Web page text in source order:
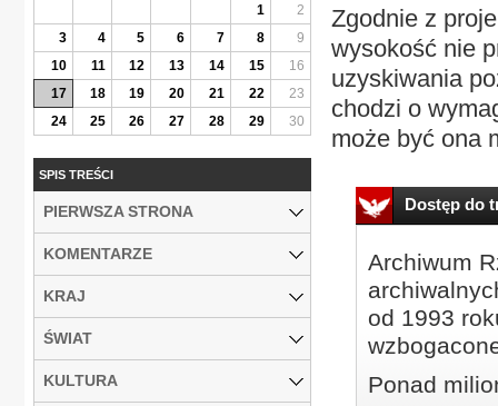
Zgodnie z
wysokość nie
uzyskiwania
chodzi o
może być ona
Dostęp do
Archiwum
od 1993
Ponad
1
2
3
4 5 6 7 8
9
10
11 12 13 14 15
16
17
18 19 20 21 22
23
24
25 26 27 28 29 30
SPIS TREŚCI
PIERWSZA STRONA
KOMENTARZE
KRAJ
ŚWIAT
KULTURA